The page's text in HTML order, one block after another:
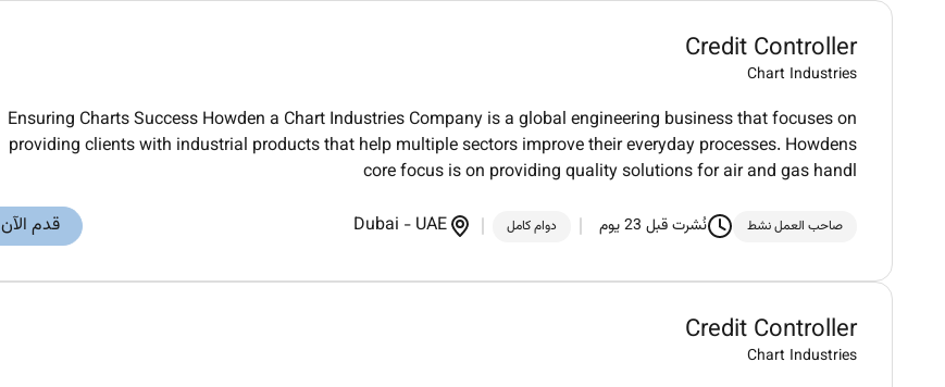
Credit Controller
Chart Industries
Ensuring Charts Success Howden a Chart Industries Company is a global engineering business that focuses on
providing clients with industrial products that help multiple sectors improve their everyday processes. Howdens
core focus is on providing quality solutions for air and gas handl
صاحب العمل نشط نُشرت قبل 23 يوم دوام كامل Dubai - UAE قدم الآن
Credit Controller
Chart Industries